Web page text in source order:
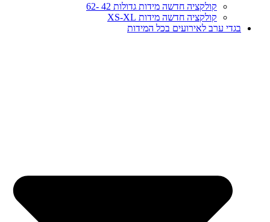
קולקציה חדשה מידות גדולות 42 -62
קולקציה חדשה מידות XS-XL
בגדי ערב לאירועים בכל המידות